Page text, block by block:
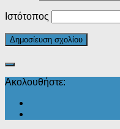
Ιστότοπος
Ακολουθήστε: